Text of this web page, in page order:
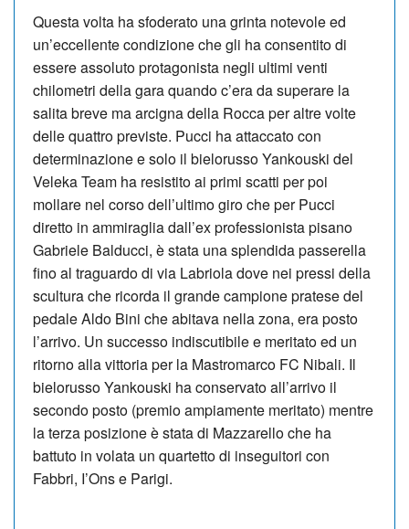
Questa volta ha sfoderato una grinta notevole ed
un’eccellente condizione che gli ha consentito di
essere assoluto protagonista negli ultimi venti
chilometri della gara quando c’era da superare la
salita breve ma arcigna della Rocca per altre volte
delle quattro previste. Pucci ha attaccato con
determinazione e solo il bielorusso Yankouski del
Veleka Team ha resistito ai primi scatti per poi
mollare nel corso dell’ultimo giro che per Pucci
diretto in ammiraglia dall’ex professionista pisano
Gabriele Balducci, è stata una splendida passerella
fino al traguardo di via Labriola dove nei pressi della
scultura che ricorda il grande campione pratese del
pedale Aldo Bini che abitava nella zona, era posto
l’arrivo. Un successo indiscutibile e meritato ed un
ritorno alla vittoria per la Mastromarco FC Nibali. Il
bielorusso Yankouski ha conservato all’arrivo il
secondo posto (premio ampiamente meritato) mentre
la terza posizione è stata di Mazzarello che ha
battuto in volata un quartetto di inseguitori con
Fabbri, I’Ons e Parigi.